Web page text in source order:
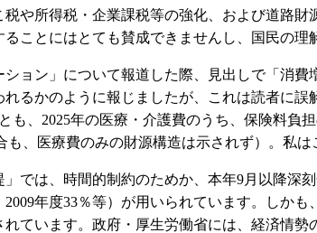
や所得税・企業課税等の強化、および道路
ことにはとても賛成できませんし、国民の理
ョン」について報道した際、見出しで「消
るかのように報じましたが、これは読者に
も、2025年の医療・介護費のうち、保険料負
、医療費のみの財源構造は示されず）。私は
では、時間的制約のためか、本年9月以降深
年度33％等）が用いられています。しか
ています。政府・厚生労働省には、経済情